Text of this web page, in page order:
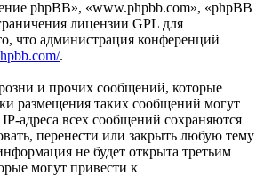
phpBB», «www.phpbb.com», «phpBB
лицензии GPL для
что администрация конференций
.
и прочих сообщений, которые
размещения таких сообщений могут
адреса всех сообщений сохраняются
перенести или закрыть любую тему
не будет открыта третьим
могут привести к